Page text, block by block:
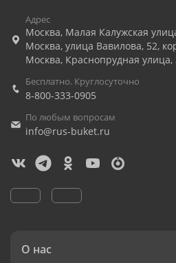
Адрес
Москва, Малая Калужская
Москва, улица Вавилова, 52,
Москва, Краснопрудная улица,
Бесплатно. Круглосуточно
8-800-333-0905
По любым вопросам
info@rus-buket.ru
О нас